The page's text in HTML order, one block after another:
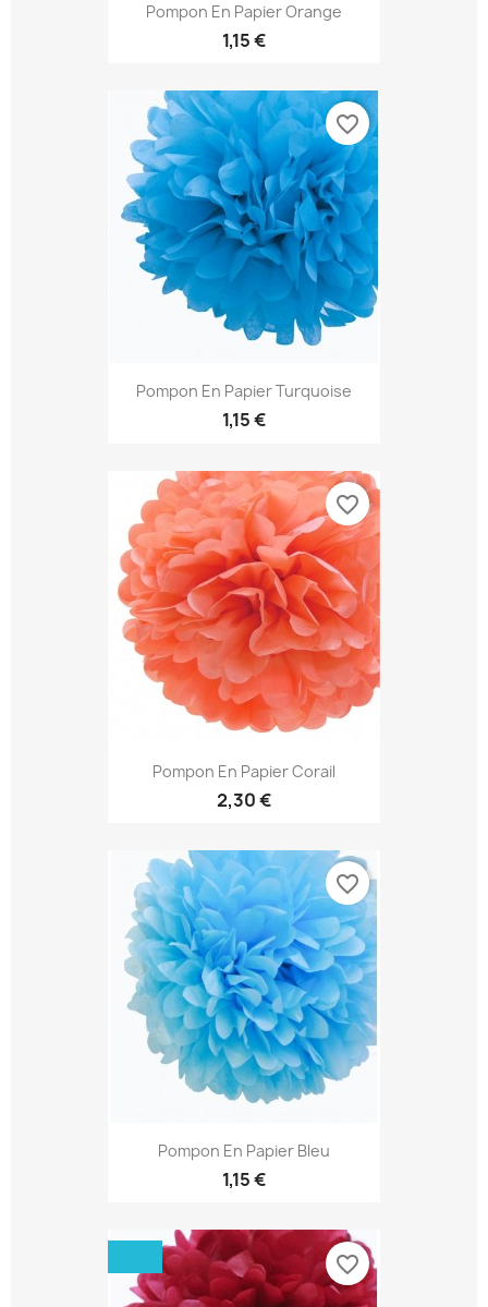
Pompon En Papier Orange
1,15 €
Pompon En Papier Turquoise
1,15 €
favorite_border
Pompon En Papier Corail
2,30 €
favorite_border
Pompon En Papier Bleu
1,15 €
favorite_border
favorite_border